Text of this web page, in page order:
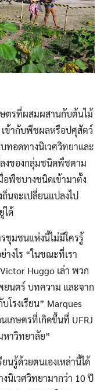
ตรที่ผสมผสานกับต้นไม้
ข้ากับพืชผลหรือปศุสัตว์
ทอดทางนิเวศวิทยาและ
งของกลุ่มชนิดพืชตาม
อพืชบางชนิดเข้ามาตั้ง
นจะเปลี่ยนแปลงไป
ได้
ชุมชนแห่งนี้ไม่มีใครรู้
งไร “ในขณะที่เรา
Huggo เล่า พวก
ยนตร์ บทความ และจาก
โรงเรียน” Marques
เกษตรที่เกิดขึ้นที่ UFRJ
าวิทยาลัย”
นรู้ด้วยตนเองเหล่านี้ได้
นิเวศวิทยามากว่า 10 ปี